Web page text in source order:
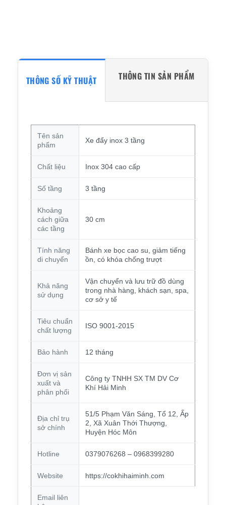
THÔNG SỐ KỸ THUẬT THÔNG TIN SẢN PHẨM
Tên sản
phẩm
Xe đẩy inox 3 tầng
Chất liệu Inox 304 cao cấp
Số tầng 3 tầng
Khoảng
cách giữa
các tầng
30 cm
Tính năng
di chuyển
Bánh xe bọc cao su, giảm tiếng
ồn, có khóa chống trượt
Khả năng
sử dụng
Vận chuyển và lưu trữ đồ dùng
trong nhà hàng, khách sạn, spa,
cơ sở y tế
Tiêu chuẩn
chất lượng
ISO 9001-2015
Bảo hành 12 tháng
Đơn vị sản
xuất và
phân phối
Công ty TNHH SX TM DV Cơ
Khí Hải Minh
Địa chỉ trụ
sở chính
51/5 Phạm Văn Sáng, Tổ 12, Ấp
2, Xã Xuân Thới Thượng,
Huyện Hóc Môn
Hotline 0379076268 – 0968399280
Website https://cokhihaiminh.com
Email liên